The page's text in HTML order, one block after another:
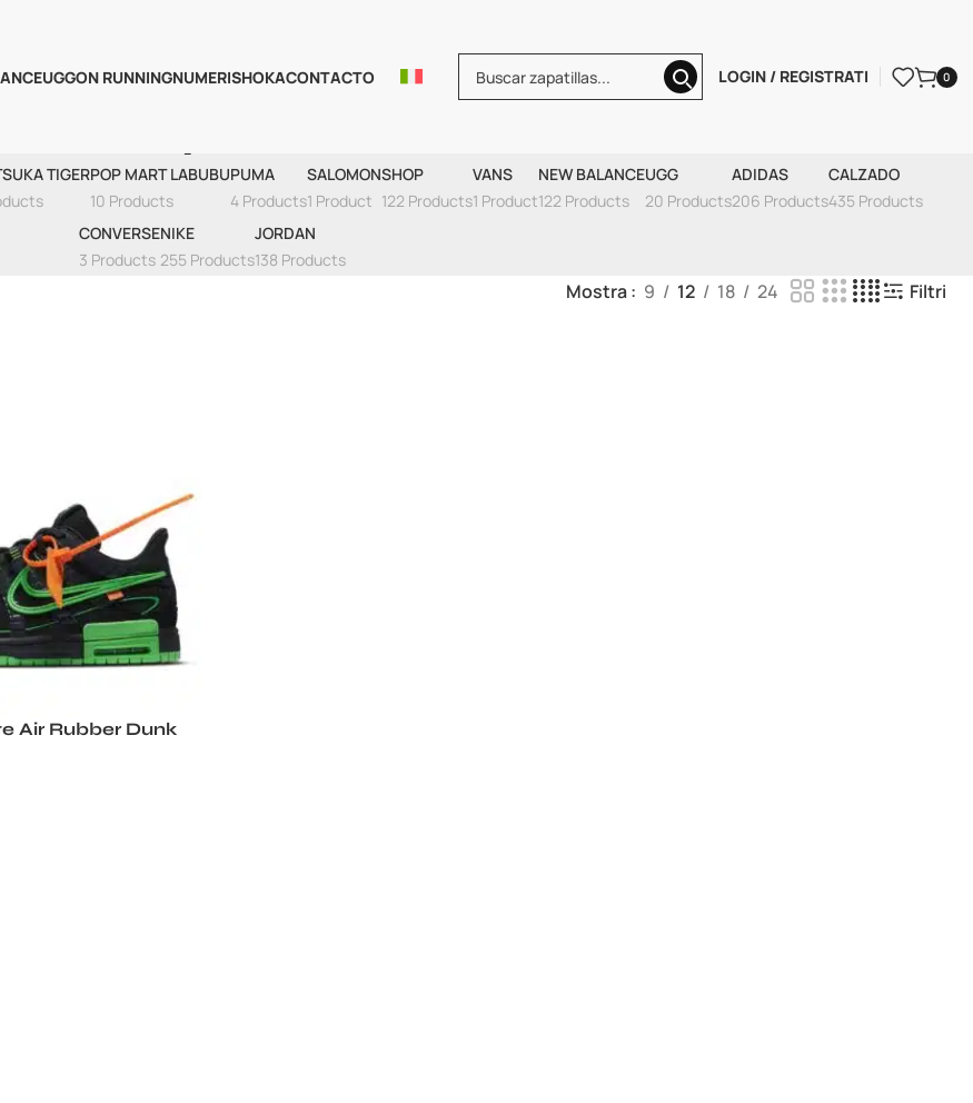
UGGON RUNNINGNUMERISHOKACONTACTO LOGIN / REGISTRATI 0
TIGERPOP MART LABUBU
10 Products
PUMA
4 Products
SALOMON
1 Product
SHOP
122 Products
VANS
1 Product
NEW BALANCE
122 Products
UGG
20 Products
ADIDAS
206 Products
CALZADO
435 Products
CONVERSE
3 Products
NIKE
255 Products
JORDAN
138 Products
Mostra 9 12 18 24 Filtri
Air Rubber Dunk